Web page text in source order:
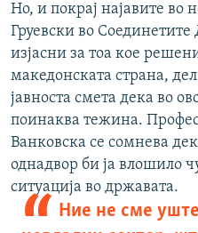
Но, и покрај најавите во
Груевски во
изјасни за тоа кое
македонската страна,
јавноста смета дека во
поинаква тежина.
Ванковска се сомнева
однадвор би ја влошило
ситуација во државата.
Ние не сме